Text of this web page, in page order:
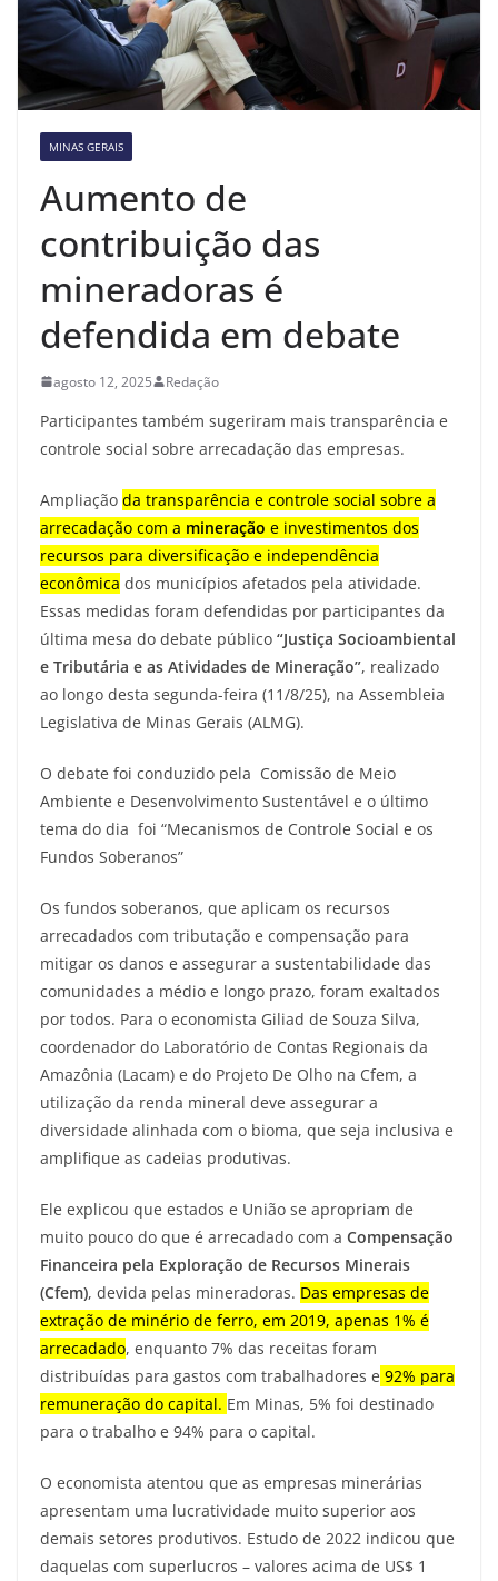
MINAS GERAIS
Aumento de
contribuição das
mineradoras é
defendida em debate
agosto 12, 2025 Redação
Participantes também sugeriram mais transparência e
controle social sobre arrecadação das empresas.
Ampliação da transparência e controle social sobre a
arrecadação com a mineração e investimentos dos
recursos para diversificação e independência
econômica dos municípios afetados pela atividade.
Essas medidas foram defendidas por participantes da
última mesa do debate público “Justiça Socioambiental
e Tributária e as Atividades de Mineração”, realizado
ao longo desta segunda-feira (11/8/25), na Assembleia
Legislativa de Minas Gerais (ALMG).
O debate foi conduzido pela Comissão de Meio
Ambiente e Desenvolvimento Sustentável e o último
tema do dia foi “Mecanismos de Controle Social e os
Fundos Soberanos”
Os fundos soberanos, que aplicam os recursos
arrecadados com tributação e compensação para
mitigar os danos e assegurar a sustentabilidade das
comunidades a médio e longo prazo, foram exaltados
por todos. Para o economista Giliad de Souza Silva,
coordenador do Laboratório de Contas Regionais da
Amazônia (Lacam) e do Projeto De Olho na Cfem, a
utilização da renda mineral deve assegurar a
diversidade alinhada com o bioma, que seja inclusiva e
amplifique as cadeias produtivas.
Ele explicou que estados e União se apropriam de
muito pouco do que é arrecadado com a Compensação
Financeira pela Exploração de Recursos Minerais
(Cfem), devida pelas mineradoras. Das empresas de
extração de minério de ferro, em 2019, apenas 1% é
arrecadado, enquanto 7% das receitas foram
distribuídas para gastos com trabalhadores e 92% para
remuneração do capital. Em Minas, 5% foi destinado
para o trabalho e 94% para o capital.
O economista atentou que as empresas minerárias
apresentam uma lucratividade muito superior aos
demais setores produtivos. Estudo de 2022 indicou que
daquelas com superlucros – valores acima de US$ 1